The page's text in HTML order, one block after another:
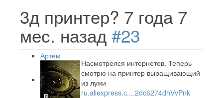
3д принтер? 7 года 7
мес. назад #23
Артём
Насмотрелся интернетов. Теперь
смотрю на принтер выращивающий
из лужи
ru.aliexpress.c....2dc6274dhVvPnk